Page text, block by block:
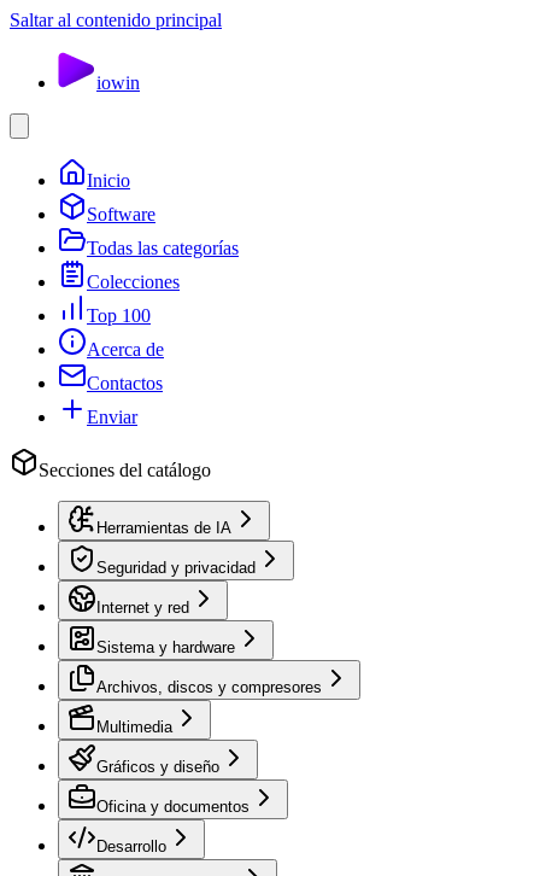
Saltar al contenido principal
iowin
Inicio
Software
Todas las categorías
Colecciones
Top 100
Acerca de
Contactos
Enviar
Secciones del catálogo
Herramientas de IA
Seguridad y privacidad
Internet y red
Sistema y hardware
Archivos, discos y compresores
Multimedia
Gráficos y diseño
Oficina y documentos
Desarrollo